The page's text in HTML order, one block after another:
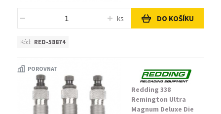
ks DO KOŠÍKU
Kód: RED-58874
POROVNAT
Redding 338
Remington Ultra
Magnum Deluxe Die